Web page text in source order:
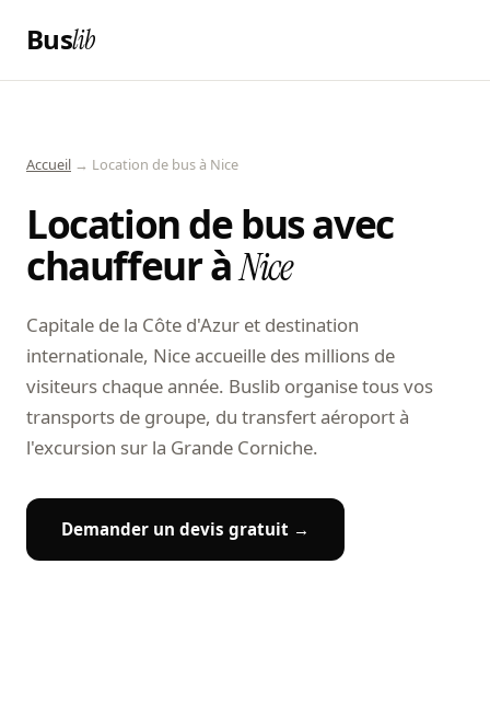
Buslib
Accueil → Location de bus à Nice
Location de bus avec
chauffeur àNice
Capitale de la Côte d'Azur et destination
internationale, Nice accueille des millions de
visiteurs chaque année. Buslib organise tous vos
transports de groupe, du transfert aéroport à
l'excursion sur la Grande Corniche.
Demander un devis gratuit →